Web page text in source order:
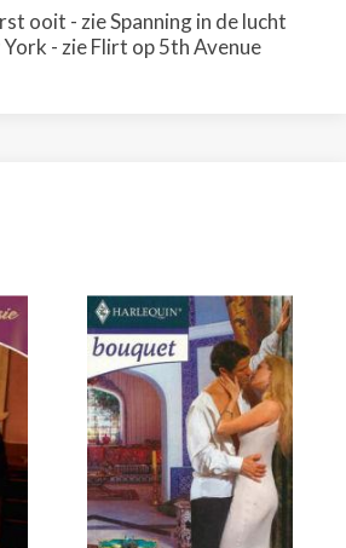
ooit - zie Spanning in de lucht
- zie Flirt op 5th Avenue